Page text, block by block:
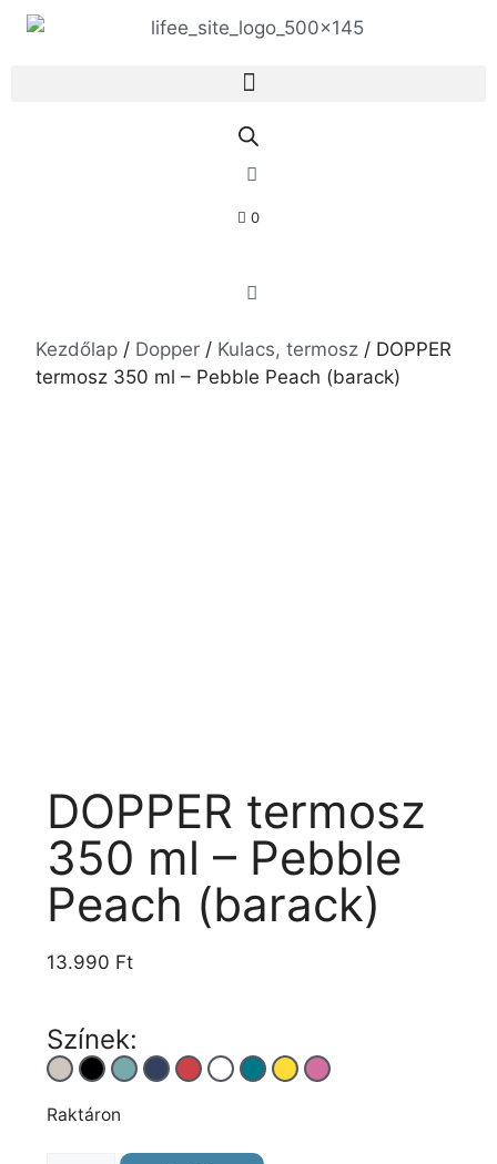
0
Kezdőlap / Dopper / Kulacs, termosz / DOPPER
termosz 350 ml – Pebble Peach (barack)
DOPPER termosz
350 ml – Pebble
Peach (barack)
13.990 Ft
Színek:
sz sz sz sz sz sz sz sz sz
Raktáron